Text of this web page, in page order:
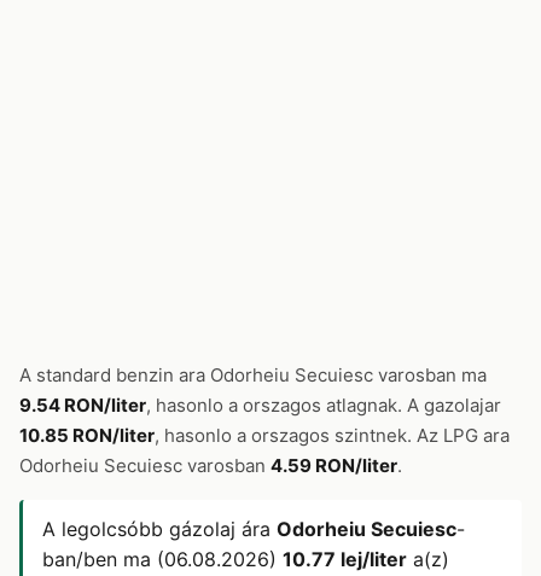
A standard benzin ara Odorheiu Secuiesc varosban ma
9.54 RON/liter, hasonlo a orszagos atlagnak. A gazolajar
10.85 RON/liter, hasonlo a orszagos szintnek. Az LPG ara
Odorheiu Secuiesc varosban 4.59 RON/liter.
A legolcsóbb gázolaj ára Odorheiu Secuiesc-
ban/ben ma (06.08.2026) 10.77 lej/liter a(z)